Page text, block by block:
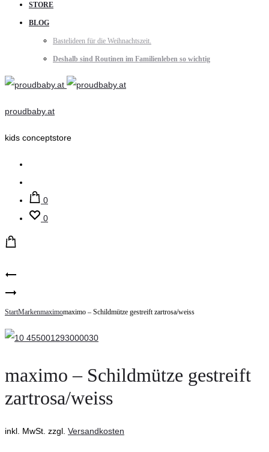
STORE
BLOG
Bastelideen für die Weihnachtszeit.
Deshalb sind Routinen im Familienleben so wichtig
proudbaby.at
kids conceptstore
0
0
Product
navigation
Trinkflasche
500ml
maximo
–
Sommerhut
hellgrau/weiss
StartMarkenmaximomaximo – Schildmütze gestreift zartrosa/weiss
maximo – Schildmütze gestreift
zartrosa/weiss
inkl. MwSt. zzgl. Versandkosten